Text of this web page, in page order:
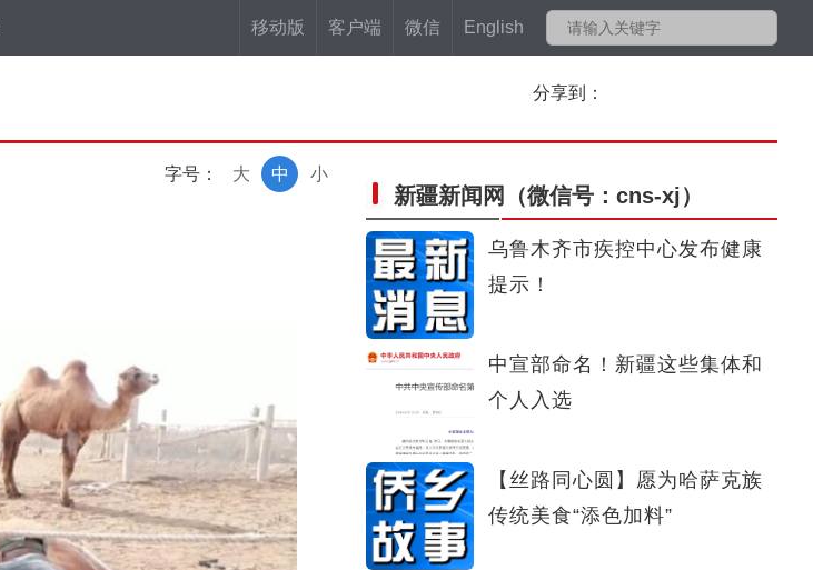
移动版 客户端 微信 English
分享到：
字号： 小
中
大
新疆新闻网 （微信号：cns-xj）
乌鲁木齐市疾控中心发布健康
提示！
中宣部命名！新疆这些集体和
个人入选
【丝路同心圆】愿为哈萨克族
传统美食“添色加料”
新疆库车直升机飞播作业 助力退化草原重焕生